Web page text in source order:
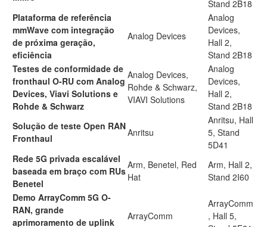
Stand 2B18
Plataforma de referência
mmWave com integração
de próxima geração,
eficiência
Analog Devices
Analog
Devices,
Hall 2,
Stand 2B18
Testes de conformidade de
fronthaul O-RU com Analog
Devices, Viavi Solutions e
Rohde & Schwarz
Analog Devices,
Rohde & Schwarz,
VIAVI Solutions
Analog
Devices,
Hall 2,
Stand 2B18
Solução de teste Open RAN
Fronthaul
Anritsu
Anritsu, Hall
5, Stand
5D41
Rede 5G privada escalável
baseada em braço com RUs
Benetel
Arm, Benetel, Red
Hat
Arm, Hall 2,
Stand 2I60
Demo ArrayComm 5G O-
RAN, grande
aprimoramento de uplink
ArrayComm
ArrayComm
, Hall 5,